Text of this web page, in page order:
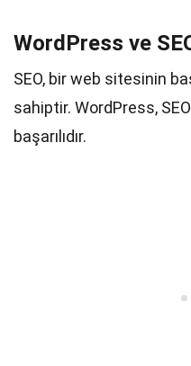
WordPress ve
SEO, bir web sitesinin
sahiptir. WordPress,
başarılıdır.